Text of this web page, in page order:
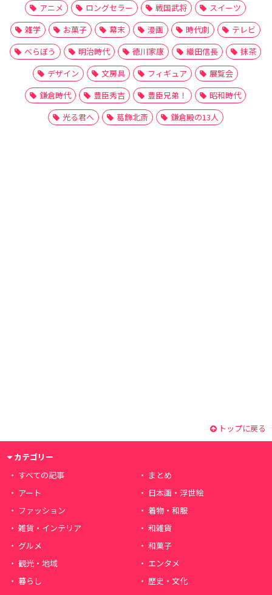
アニメ
ロングセラー 戦国武将
スイーツ
雑学
お菓子 幕末 漫画 時代劇
テレビ
べらぼう
明治時代 徳川家康 織田信長
抹茶
デザイン
文房具 フィギュア
展覧会
鎌倉時代
豊臣秀吉 豊臣兄弟！
昭和時代
光る君へ
葛飾北斎 鎌倉殿の13人
トップに戻る
カテゴリー
すべての記事
まとめ
アート
日本画・浮世絵
ファッション
着物・和服
雑貨・インテリア
和雑貨
グルメ
和菓子
観光・地域
エンタメ
暮らし
歴史・文化